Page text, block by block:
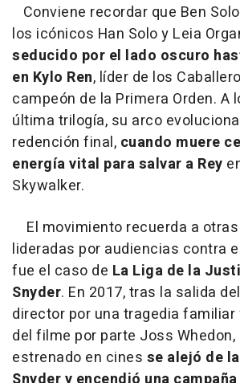
Conviene recordar que Ben
los icónicos Han Solo y Leia
seducido por el lado oscuro
en Kylo Ren, líder de los
campeón de la Primera Orden. A
última trilogía, su arco
redención final, cuando muere
energía vital para salvar a Rey
Skywalker.
El movimiento recuerda a
lideradas por audiencias contra
fue el caso de La Liga de la
Snyder. En 2017, tras la salida
director por una tragedia familiar
del filme por parte Joss
estrenado en cines se alejó de